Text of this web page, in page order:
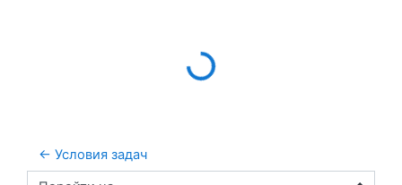
Loading...
← Условия задач